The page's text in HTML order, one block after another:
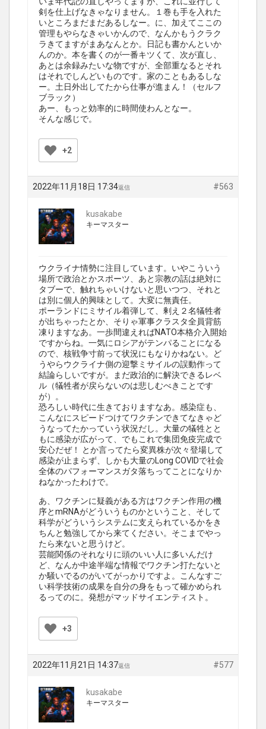
剣を仕上げなきゃなりません。１巻も手を入れた
いところまだまだあるしなー。に、加えてここの
管理もやらなきゃいかんので、なんかもうクラク
ラきてますがまあなんとか。日記も書かんといか
んのか。本を書くのが一番キツくて、次が直し、
あとは余録みたいな物ですが、全部重なるとそれ
はそれでしんどいものです。家のこともあるしな
ー。土日外出してたから仕事が進まん！（セルフ
ブラック）
あー、もっと効率的に時間使わんとなー。
そんな感じで。
+2
2022年11月18日 17:34 #563
返信
kusakabe
キーマスター
ウクライナ情勢に注目しています。いやこういう
場所で政治とかスポーツ、あと宗教の話は絶対に
タブーで、触れちゃいけないと思いつつ、それと
は別に個人的興味として。大変に無責任。
ポーランドにミサイル着弾して、剰え２名犠牲者
が出ちゃったとか、そりゃ軍事クラスタ全員背筋
凍りますなあ。一歩間違えればNATO本格介入開始
ですからね。一気にロシアがテンパることになる
ので、核戦争寸前って状況にもなりかねない。ど
うやらウクライナ側の迎撃ミサイルの誤動作って
結論らしいですが。まだ政治的に解決できるレベ
ル（犠牲者が戻らないのは悲しむべきことです
が）。
恐ろしい時代に生きておりますなあ。感染症も、
こんなにスピードつけてワクチンできてなきゃど
うなってたかっていう状況だし。大量の犠牲とと
もに感染が広がって、でもこれで集団免疫完成で
安心だぜ！ とか言ってたら変異株が次々登場して
感染が止まらず、しかも大量のLong COVIDで社会
全体のパフォーマンスガタ落ちってことになりか
ねなかったわけで。
あ、ワクチンに疑義がある方はワクチン作用の機
序とmRNAがどういうものかということ、そして
科学がどういうシステムに支えられているかをき
ちんと勉強してから来てください。そこまでやっ
たら来ないと思うけど。
芸能関係のそれなりに頭のいい人に多いんだけ
ど、なんか中途半端な情報でワクチン打たないと
か騒いでるのがいてがっかりですよ。こんなすご
い科学技術の成果を自分の身をもって確かめられ
るってのに。発想がマッドサイエンティスト。
+3
2022年11月21日 14:37 #577
返信
kusakabe
キーマスター